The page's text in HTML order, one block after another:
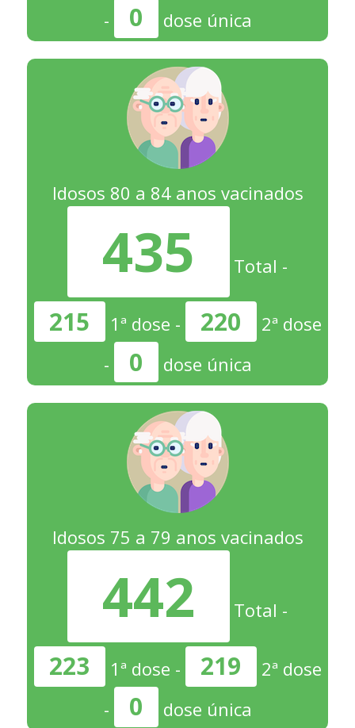
-
0 dose única
Idosos 80 a 84 anos vacinados
435 Total -
215 1ª dose - 220
2ª dose
-
0 dose única
Idosos 75 a 79 anos vacinados
442 Total -
223 1ª dose - 219
2ª dose
-
0 dose única